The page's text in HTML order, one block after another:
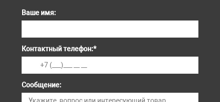
Ваше имя:
Контактный телефон:*
Сообщение: